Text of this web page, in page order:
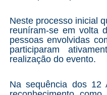
Neste processo inicial
reuníram-se em volta
pessoas envolvidas
participaram
realização do evento.
Na sequência dos 12